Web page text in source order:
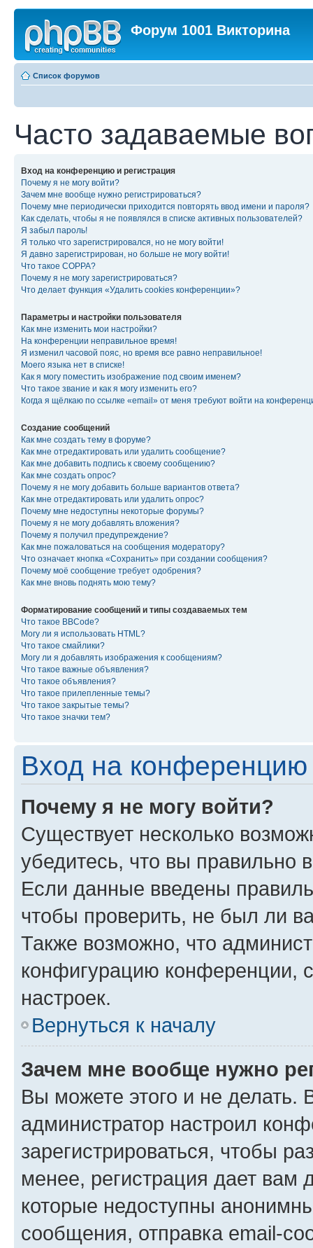
Форум 1001 Викторина
Список форумов
Часто задаваемые
Вход на конференцию и регистрация
Почему я не могу войти?
Зачем мне вообще нужно регистрироваться?
Почему мне периодически приходится повторять ввод имени и пароля?
Как сделать, чтобы я не появлялся в списке активных пользователей?
Я забыл пароль!
Я только что зарегистрировался, но не могу войти!
Я давно зарегистрирован, но больше не могу войти!
Что такое COPPA?
Почему я не могу зарегистрироваться?
Что делает функция «Удалить cookies конференции»?
Параметры и настройки пользователя
Как мне изменить мои настройки?
На конференции неправильное время!
Я изменил часовой пояс, но время все равно неправильное!
Моего языка нет в списке!
Как я могу поместить изображение под своим именем?
Что такое звание и как я могу изменить его?
Когда я щёлкаю по ссылке «email» от меня требуют войти на
Создание сообщений
Как мне создать тему в форуме?
Как мне отредактировать или удалить сообщение?
Как мне добавить подпись к своему сообщению?
Как мне создать опрос?
Почему я не могу добавить больше вариантов ответа?
Как мне отредактировать или удалить опрос?
Почему мне недоступны некоторые форумы?
Почему я не могу добавлять вложения?
Почему я получил предупреждение?
Как мне пожаловаться на сообщения модератору?
Что означает кнопка «Сохранить» при создании сообщения?
Почему моё сообщение требует одобрения?
Как мне вновь поднять мою тему?
Форматирование сообщений и типы создаваемых тем
Что такое BBCode?
Могу ли я использовать HTML?
Что такое смайлики?
Могу ли я добавлять изображения к сообщениям?
Что такое важные объявления?
Что такое объявления?
Что такое прилепленные темы?
Что такое закрытые темы?
Что такое значки тем?
Вход на конференцию
Почему я не могу войти?
Существует несколько
убедитесь, что вы правильно
Если данные введены
чтобы проверить, не был ли
Также возможно, что
конфигурацию конференции,
настроек.
Вернуться к началу
Зачем мне вообще нужно
Вы можете этого и не делать.
администратор настроил
зарегистрироваться, чтобы
менее, регистрация дает вам
которые недоступны
сообщения, отправка email-